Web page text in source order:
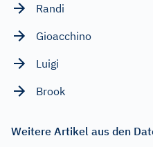
Randi
Gioacchino
Luigi
Brook
Weitere Artikel aus den